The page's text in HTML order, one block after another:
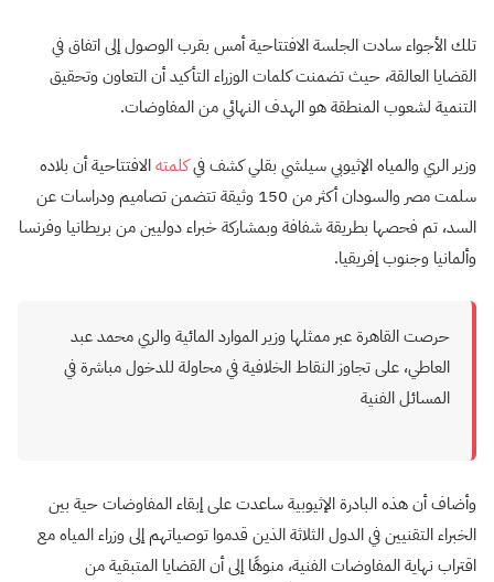
تلك الأجواء سادت الجلسة الافتتاحية أمس بقرب الوصول إلى اتفاق في
القضايا العالقة، حيث تضمنت كلمات الوزراء التأكيد أن التعاون وتحقيق
التنمية لشعوب المنطقة هو الهدف النهائي من المفاوضات.
وزير الري والمياه الإثيوبي سيلشي بقلي كشف فيكلمتهالافتتاحية أن بلاده
سلمت مصر والسودان أكثر من 150 وثيقة تتضمن تصاميم ودراسات عن
السد، تم فحصها بطريقة شفافة وبمشاركة خبراء دوليين من بريطانيا وفرنسا
وألمانيا وجنوب إفريقيا.
حرصت القاهرة عبر ممثلها وزير الموارد المائية والري محمد عبد
العاطي، على تجاوز النقاط الخلافية في محاولة للدخول مباشرة في
المسائل الفنية
وأضاف أن هذه البادرة الإثيوبية ساعدت على إبقاء المفاوضات حية بين
الخبراء التقنيين في الدول الثلاثة الذين قدموا توصياتهم إلى وزراء المياه مع
اقتراب نهاية المفاوضات الفنية، منوهًا إلى أن القضايا المتبقية من